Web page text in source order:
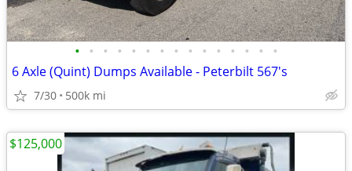
• • • • • • • • • • • • • • •
6 Axle (Quint) Dumps Available - Peterbilt 567's
7/30 500k mi
$125,000